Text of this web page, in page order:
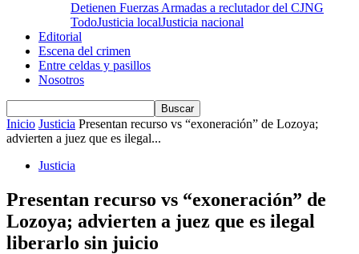
Detienen Fuerzas Armadas a reclutador del CJNG
TodoJusticia localJusticia nacional
Editorial
Escena del crimen
Entre celdas y pasillos
Nosotros
Inicio Justicia Presentan recurso vs “exoneración” de Lozoya;
advierten a juez que es ilegal...
Justicia
Presentan recurso vs “exoneración” de
Lozoya; advierten a juez que es ilegal
liberarlo sin juicio